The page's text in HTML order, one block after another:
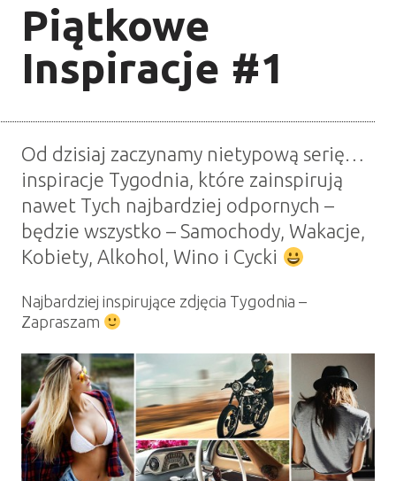
Piątkowe
Inspiracje #1
Od dzisiaj zaczynamy nietypową serię…
inspiracje Tygodnia, które zainspirują
nawet Tych najbardziej odpornych –
będzie wszystko – Samochody, Wakacje,
Kobiety, Alkohol, Wino i Cycki
Najbardziej inspirujące zdjęcia Tygodnia –
Zapraszam